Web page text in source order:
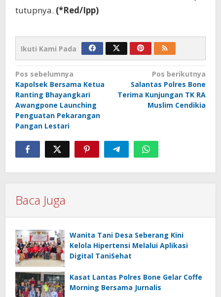
tutupnya. (*Red/Ipp)
Ikuti Kami Pada
Navigasi
pos
Pos sebelumnya
Kapolsek Bersama Ketua
Ranting Bhayangkari
Awangpone Launching
Penguatan Pekarangan
Pangan Lestari
Pos berikutnya
Salantas Polres Bone
Terima Kunjungan TK RA
Muslim Cendikia
Baca Juga
Wanita Tani Desa Seberang Kini
Kelola Hipertensi Melalui Aplikasi
Digital TaniSehat
Kasat Lantas Polres Bone Gelar Coffe
Morning Bersama Jurnalis